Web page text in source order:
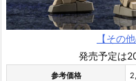
【その
発売予定は
参考価格